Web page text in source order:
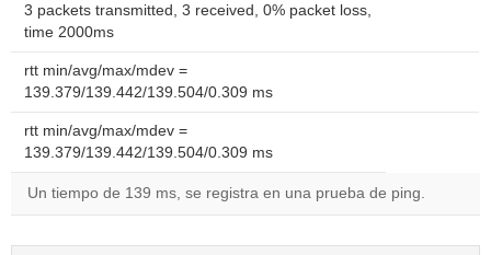
3 packets transmitted, 3 received, 0% packet loss,
time 2000ms
rtt min/avg/max/mdev =
139.379/139.442/139.504/0.309 ms
rtt min/avg/max/mdev =
139.379/139.442/139.504/0.309 ms
Un tiempo de 139 ms, se registra en una prueba de ping.